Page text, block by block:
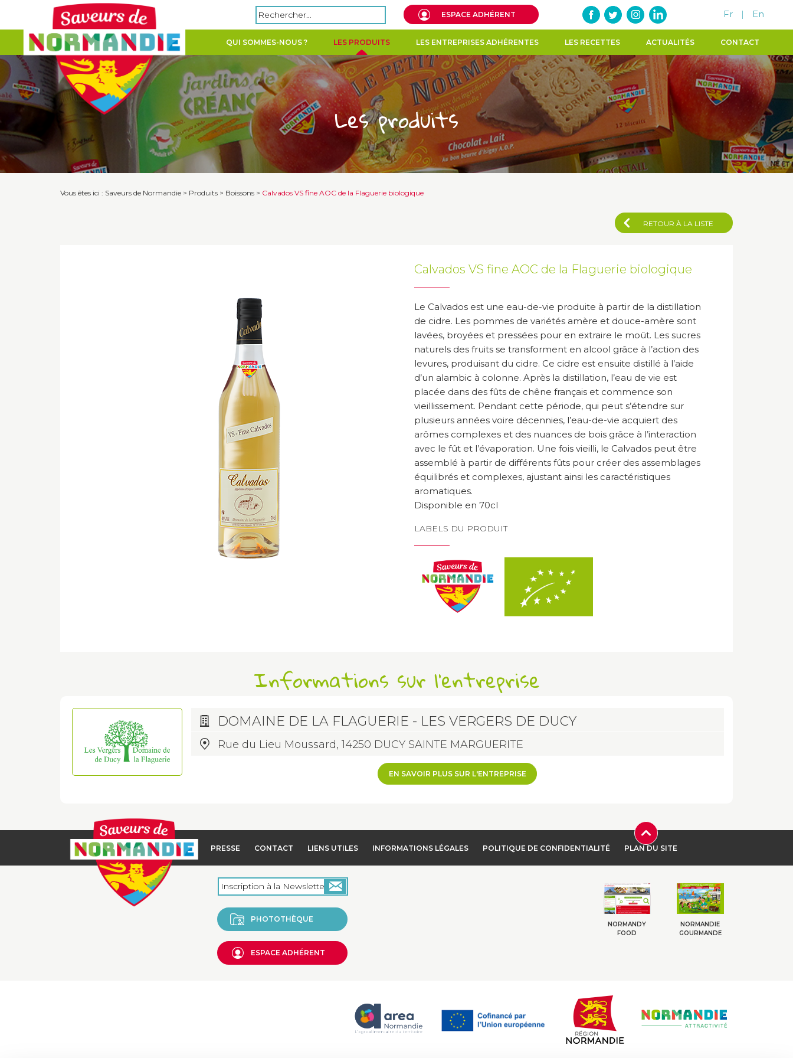
Rechercher : ESPACE ADHÉRENT Fr | En
QUI SOMMES-NOUS ? LES PRODUITS LES ENTREPRISES ADHÉRENTES LES RECETTES ACTUALITÉS CONTACT
Les produits
Vous êtes ici : Saveurs de Normandie > Produits > Boissons > Calvados VS fine AOC de la Flaguerie biologique
RETOUR À LA LISTE
Calvados VS fine AOC de la Flaguerie biologique
Le Calvados est une eau-de-vie produite à partir de la distillation
de cidre. Les pommes de variétés amère et douce-amère sont
lavées, broyées et pressées pour en extraire le moût. Les sucres
naturels des fruits se transforment en alcool grâce à l’action des
levures, produisant du cidre. Ce cidre est ensuite distillé à l’aide
d’un alambic à colonne. Après la distillation, l’eau de vie est
placée dans des fûts de chêne français et commence son
vieillissement. Pendant cette période, qui peut s’étendre sur
plusieurs années voire décennies, l’eau-de-vie acquiert des
arômes complexes et des nuances de bois grâce à l’interaction
avec le fût et l’évaporation. Une fois vieilli, le Calvados peut être
assemblé à partir de différents fûts pour créer des assemblages
équilibrés et complexes, ajustant ainsi les caractéristiques
aromatiques.
Disponible en 70cl
LABELS DU PRODUIT
Informations sur l'entreprise
DOMAINE DE LA FLAGUERIE - LES VERGERS DE DUCY
Rue du Lieu Moussard, 14250 DUCY SAINTE MARGUERITE
EN SAVOIR PLUS SUR L'ENTREPRISE
PRESSE CONTACT LIENS UTILES INFORMATIONS LÉGALES POLITIQUE DE CONFIDENTIALITÉ PLAN DU SITE
PHOTOTHÈQUE
ESPACE ADHÉRENT
NORMANDY
FOOD
NORMANDIE
GOURMANDE
Panneau de gestion des cookies